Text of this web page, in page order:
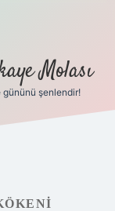
Molası
gününü şenlendir!